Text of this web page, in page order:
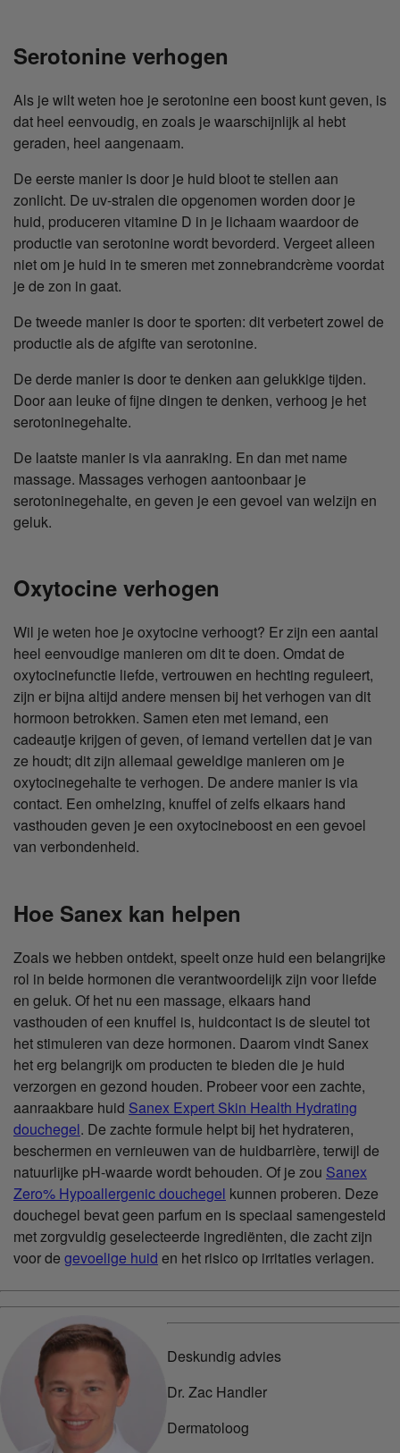
Serotonine verhogen
Als je wilt weten hoe je serotonine een boost kunt geven, is
dat heel eenvoudig, en zoals je waarschijnlijk al hebt
geraden, heel aangenaam.
De eerste manier is door je huid bloot te stellen aan
zonlicht. De uv-stralen die opgenomen worden door je
huid, produceren vitamine D in je lichaam waardoor de
productie van serotonine wordt bevorderd. Vergeet alleen
niet om je huid in te smeren met zonnebrandcrème voordat
je de zon in gaat.
De tweede manier is door te sporten: dit verbetert zowel de
productie als de afgifte van serotonine.
De derde manier is door te denken aan gelukkige tijden.
Door aan leuke of fijne dingen te denken, verhoog je het
serotoninegehalte.
De laatste manier is via aanraking. En dan met name
massage. Massages verhogen aantoonbaar je
serotoninegehalte, en geven je een gevoel van welzijn en
geluk.
Oxytocine verhogen
Wil je weten hoe je oxytocine verhoogt? Er zijn een aantal
heel eenvoudige manieren om dit te doen. Omdat de
oxytocinefunctie liefde, vertrouwen en hechting reguleert,
zijn er bijna altijd andere mensen bij het verhogen van dit
hormoon betrokken. Samen eten met iemand, een
cadeautje krijgen of geven, of iemand vertellen dat je van
ze houdt; dit zijn allemaal geweldige manieren om je
oxytocinegehalte te verhogen. De andere manier is via
contact. Een omhelzing, knuffel of zelfs elkaars hand
vasthouden geven je een oxytocineboost en een gevoel
van verbondenheid.
Hoe Sanex kan helpen
Zoals we hebben ontdekt, speelt onze huid een belangrijke
rol in beide hormonen die verantwoordelijk zijn voor liefde
en geluk. Of het nu een massage, elkaars hand
vasthouden of een knuffel is, huidcontact is de sleutel tot
het stimuleren van deze hormonen. Daarom vindt Sanex
het erg belangrijk om producten te bieden die je huid
verzorgen en gezond houden. Probeer voor een zachte,
aanraakbare huid Sanex Expert Skin Health Hydrating
douchegel. De zachte formule helpt bij het hydrateren,
beschermen en vernieuwen van de huidbarrière, terwijl de
natuurlijke pH-waarde wordt behouden. Of je zou Sanex
Zero% Hypoallergenic douchegel kunnen proberen. Deze
douchegel bevat geen parfum en is speciaal samengesteld
met zorgvuldig geselecteerde ingrediënten, die zacht zijn
voor de gevoelige huid en het risico op irritaties verlagen.
Deskundig advies
Dr. Zac Handler
Dermatoloog